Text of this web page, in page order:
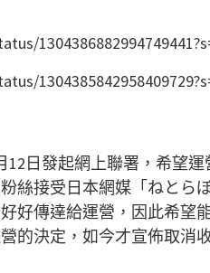
日發起網上聯署，希望
絲接受日本網媒「ねとら
好傳達給運營，因此希望
的決定，如今才宣佈取消